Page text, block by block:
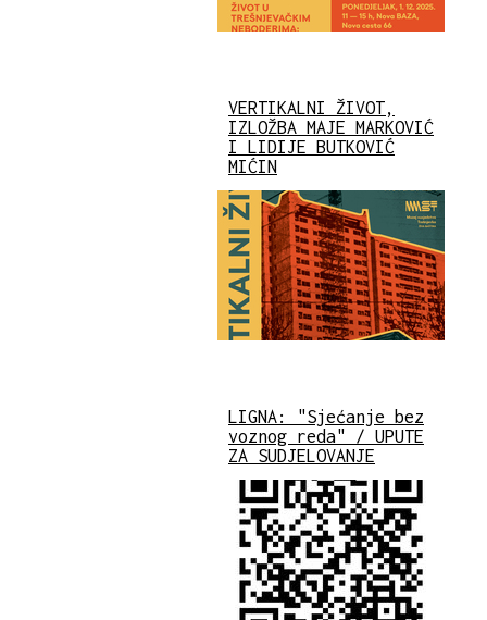
VERTIKALNI ŽIVOT,
IZLOŽBA MAJE MARKOVIĆ
I LIDIJE BUTKOVIĆ
MIĆIN
LIGNA: "Sjećanje bez
voznog reda" / UPUTE
ZA SUDJELOVANJE